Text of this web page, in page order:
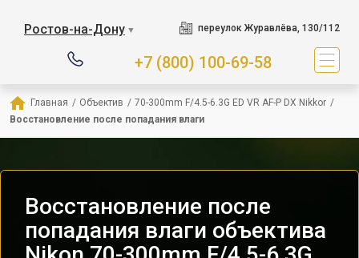
Ростов-на-Дону ▼ переулок Журавлёва, 130/112
+7 (800) 100-69-58
Главная / Объектив / 70-300mm F/4.5-6.3G ED VR AF-P DX Nikkor /
Восстановление после попадания влаги
Восстановление после
попадания влаги объектива